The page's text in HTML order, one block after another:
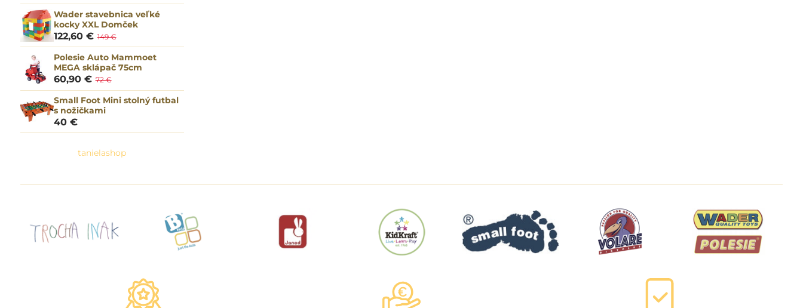
Wader stavebnica veľké
kocky XXL Domček
122,60 € 149 €
Polesie Auto Mammoet
MEGA sklápač 75cm
60,90 € 72 €
Small Foot Mini stolný futbal
s nožičkami
40 €
tanielashop